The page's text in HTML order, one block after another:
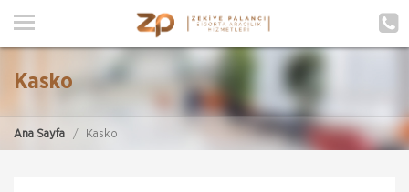
ANA SAYFA
POLIÇE HATIRLAT
Kasko
Ana Sayfa Kasko